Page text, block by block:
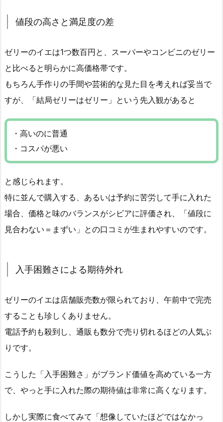
値段の高さと満足度の差
ゼリーのイエは1つ数百円と、スーパーやコンビニのゼリー
と比べると明らかに高価格帯です。
もちろん手作りの手間や芸術的な見た目を考えれば妥当で
すが、「結局ゼリーはゼリー」という先入観があると
・高いのに普通
・コスパが悪い
と感じられます。
特に並んで購入する、あるいは予約に苦労して手に入れた
場合、価格と味のバランスがシビアに評価され、「値段に
見合わない＝まずい」との口コミが生まれやすいのです。
入手困難さによる期待外れ
ゼリーのイエは店舗販売数が限られており、午前中で完売
することも珍しくありません。
電話予約も殺到し、通販も数分で売り切れるほどの人気ぶ
りです。
こうした「入手困難さ」がブランド価値を高めている一方
で、やっと手に入れた際の期待値は非常に高くなります。
しかし実際に食べてみて「想像していたほどではなかっ